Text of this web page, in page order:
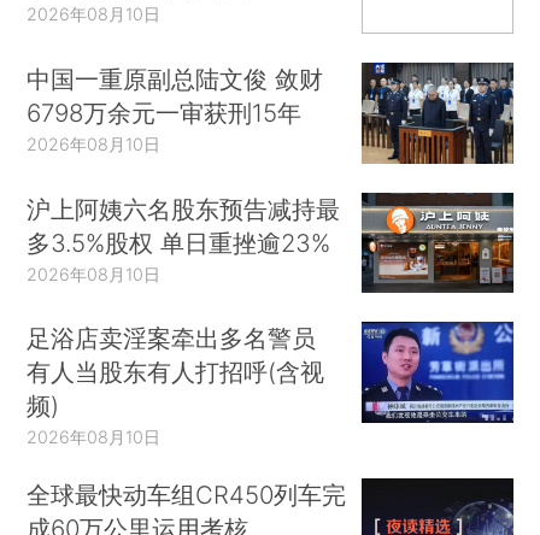
2026年08月10日
中国一重原副总陆文俊 敛财
6798万余元一审获刑15年
2026年08月10日
沪上阿姨六名股东预告减持最
多3.5%股权 单日重挫逾23%
2026年08月10日
足浴店卖淫案牵出多名警员
有人当股东有人打招呼(含视
频)
2026年08月10日
全球最快动车组CR450列车完
成60万公里运用考核